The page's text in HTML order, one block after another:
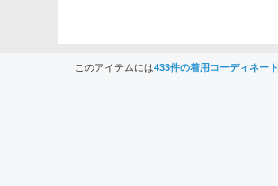
このアイテムには433件の着用コーディネート